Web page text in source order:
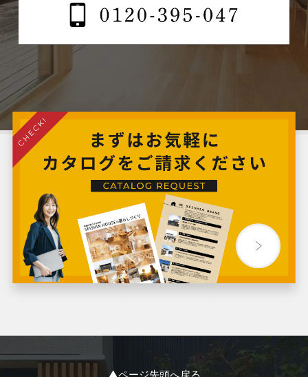
2024年9月
2024年7月
2024年6月
2024年5月
2024年3月
2024年2月
2023年11月